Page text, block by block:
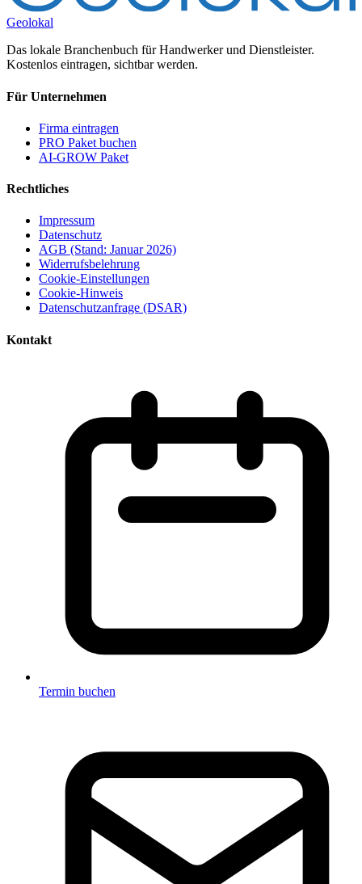
Geolokal
Das lokale Branchenbuch für Handwerker und Dienstleister.
Kostenlos eintragen, sichtbar werden.
Für Unternehmen
Firma eintragen
PRO Paket buchen
AI-GROW Paket
Rechtliches
Impressum
Datenschutz
AGB (Stand: Januar 2026)
Widerrufsbelehrung
Cookie-Einstellungen
Cookie-Hinweis
Datenschutzanfrage (DSAR)
Kontakt
Termin buchen